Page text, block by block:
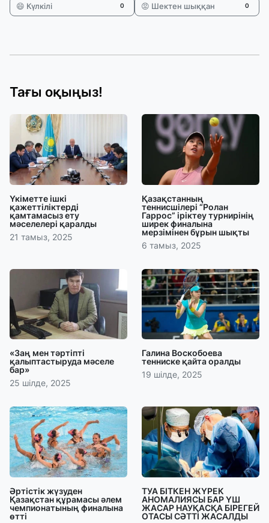
😄 Күлкілі 0 😡 Шектен шыққан 0
Тағы оқыңыз!
Үкіметте ішкі
қажеттіліктерді
қамтамасыз ету
мәселелері қаралды
21 тамыз, 2025
Қазақстанның
теннисшілері “Ролан
Гаррос” іріктеу турнирінің
ширек финалына
мерзімінен бұрын шықты
6 тамыз, 2025
«Заң мен тәртіпті
қалыптастыруда мәселе
бар»
25 шілде, 2025
Галина Воскобоева
тенниске қайта оралды
19 шілде, 2025
Әртістік жүзуден
Қазақстан құрамасы әлем
чемпионатының финалына
өтті
ТУА БІТКЕН ЖҮРЕК
АНОМАЛИЯСЫ БАР ҮШ
ЖАСАР НАУҚАСҚА БІРЕГЕЙ
ОТАСЫ СӘТТІ ЖАСАЛДЫ